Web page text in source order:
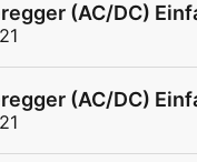
(AC/DC)
(AC/DC)